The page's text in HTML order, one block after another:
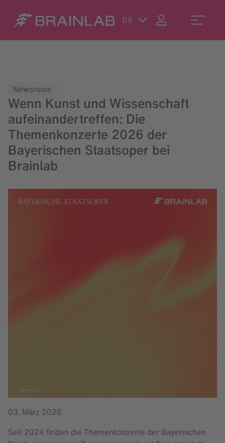
DE
Newsroom
Wenn Kunst und Wissenschaft
aufeinandertreffen: Die
Themenkonzerte 2026 der
Bayerischen Staatsoper bei
Brainlab
03. März 2026
Seit 2024 finden die Themenkonzerte der Bayerischen